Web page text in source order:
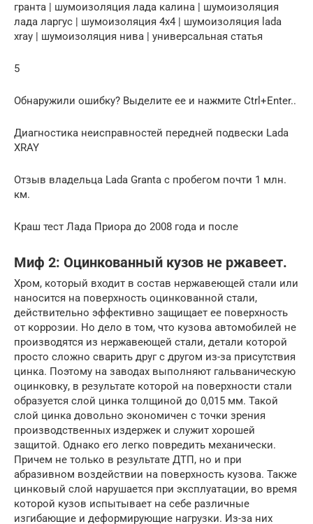
гранта | шумоизоляция лада калина | шумоизоляция
лада ларгус | шумоизоляция 4х4 | шумоизоляция lada
xray | шумоизоляция нива | универсальная статья
5
Обнаружили ошибку? Выделите ее и нажмите Ctrl+Enter..
Диагностика неисправностей передней подвески Lada
XRAY
Отзыв владельца Lada Granta с пробегом почти 1 млн.
км.
Краш тест Лада Приора до 2008 года и после
Миф 2: Оцинкованный кузов не ржавеет.
Хром, который входит в состав нержавеющей стали или
наносится на поверхность оцинкованной стали,
действительно эффективно защищает ее поверхность
от коррозии. Но дело в том, что кузова автомобилей не
производятся из нержавеющей стали, детали которой
просто сложно сварить друг с другом из-за присутствия
цинка. Поэтому на заводах выполняют гальваническую
оцинковку, в результате которой на поверхности стали
образуется слой цинка толщиной до 0,015 мм. Такой
слой цинка довольно экономичен с точки зрения
производственных издержек и служит хорошей
защитой. Однако его легко повредить механически.
Причем не только в результате ДТП, но и при
абразивном воздействии на поверхность кузова. Также
цинковый слой нарушается при эксплуатации, во время
которой кузов испытывает на себе различные
изгибающие и деформирующие нагрузки. Из-за них